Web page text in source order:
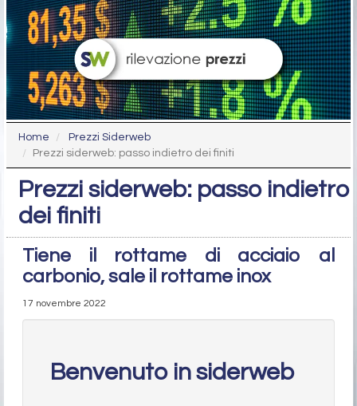
Home
Prezzi Siderweb
Prezzi siderweb: passo indietro dei finiti
Prezzi siderweb: passo indietro
dei finiti
Tiene il rottame di acciaio al
carbonio, sale il rottame inox
17 novembre 2022
Benvenuto in siderweb